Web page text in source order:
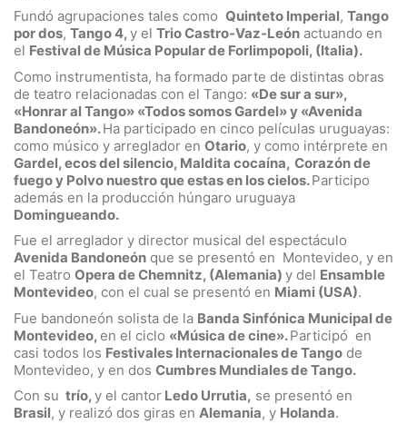
Fundó agrupaciones tales como Quinteto Imperial, Tango
por dos, Tango 4,y el Trio Castro-Vaz-León actuando en
el Festival de Música Popular de Forlimpopoli, (Italia).
Como instrumentista, ha formado parte de distintas obras
de teatro relacionadas con el Tango: «De sur a sur»,
«Honrar al Tango» «Todos somos Gardel» y «Avenida
Bandoneón».Ha participado en cinco películas uruguayas:
como músico y arreglador en Otario, y como intérprete en
Gardel, ecos del silencio, Maldita cocaína, Corazón de
fuego y Polvo nuestro que estas en los cielos.Participo
además en la producción húngaro uruguaya
Domingueando.
Fue el arreglador y director musical del espectáculo
Avenida Bandoneón que se presentó en Montevideo, y en
el Teatro Opera de Chemnitz, (Alemania) y del Ensamble
Montevideo, con el cual se presentó en Miami (USA).
Fue bandoneón solista de la Banda Sinfónica Municipal de
Montevideo, en el ciclo «Música de cine».Participó en
casi todos los Festivales Internacionales de Tango de
Montevideo, y en dos Cumbres Mundiales de Tango.
Con su trío,y el cantor Ledo Urrutia, se presentó en
Brasil, y realizó dos giras en Alemania, y Holanda.